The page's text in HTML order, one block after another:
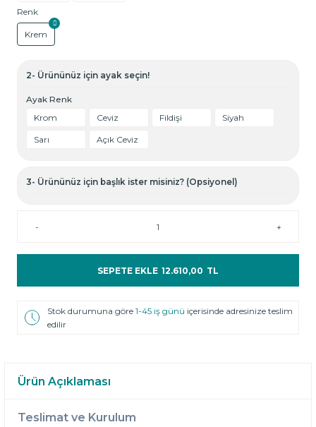
Renk
Krem
2- Ürününüz için ayak seçin!
Ayak Renk
Krom
Ceviz Fildişi Siyah
Sarı Açık Ceviz
3- Ürününüz için başlık ister misiniz? (Opsiyonel)
- +
SEPETE EKLE 12.610,00 TL
Stok durumuna göre1-45 iş günü içerisinde adresinize teslim
edilir
Ürün Açıklaması
Teslimat ve Kurulum